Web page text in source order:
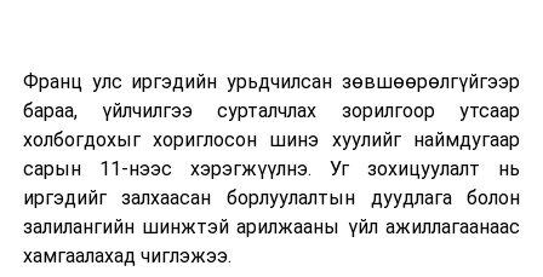
2026 оны 9 дүгээр сарын 13-наас оюутнуудыг
дотуур байранд оруулж эхэлнэ.
Сургууль, цэцэрлэгийн үйл ажиллагааны
зохицуулалт
2026 оны 8 дугаар сарын 17–28-ны өдрүүдэд
Франц улс иргэдийн урьдчилсан зөвшөөрөлгүйгээр
бараа, үйлчилгээ сурталчлах зорилгоор утсаар
холбогдохыг хориглосон шинэ хуулийг наймдугаар
сарын 11-нээс хэрэгжүүлнэ. Уг зохицуулалт нь
иргэдийг залхаасан борлуулалтын дуудлага болон
залилангийн шинжтэй арилжааны үйл ажиллагаанаас
хамгаалахад чиглэжээ.